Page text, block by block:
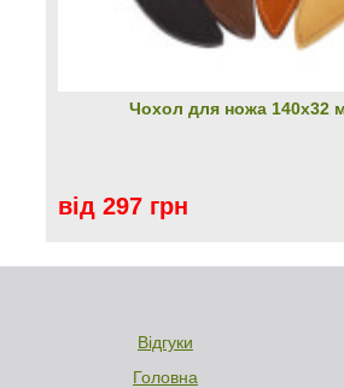
Чохол для ножа 140х32
від 297 грн
Відгуки
Головна